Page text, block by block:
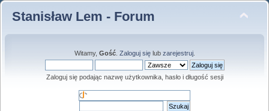
Stanisław Lem - Forum
Witamy, Gość. Zaloguj sięlub zarejestruj.
Zaloguj się podając nazwę użytkownika, hasło i długość sesji